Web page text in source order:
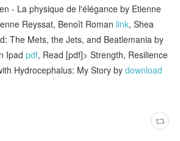
- La physique de l'élégance by Etienne
Reyssat, Benoît Roman link, Shea
The Mets, the Jets, and Beatlemania by
Ipadpdf, Read [pdf]> Strength, Resilience
Hydrocephalus: My Story bydownload